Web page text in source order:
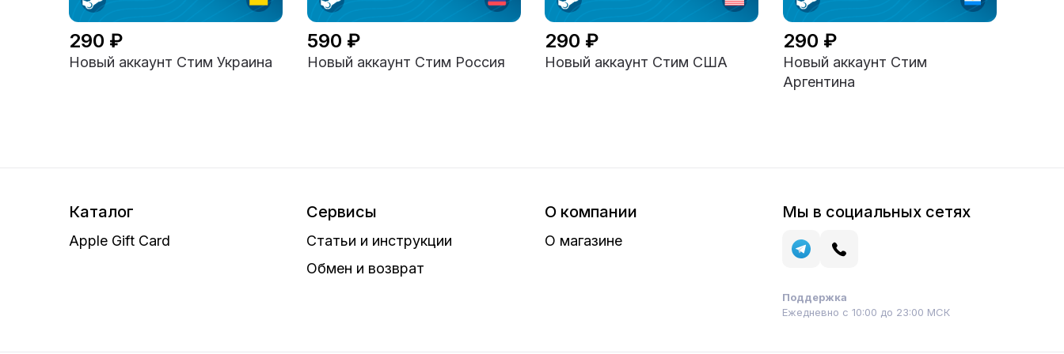
290 ₽
Новый аккаунт Стим Украина
590 ₽
Новый аккаунт Стим Россия
290 ₽
Новый аккаунт Стим США
290 ₽
Новый аккаунт Стим
Аргентина
Каталог
Apple Gift Card
Сервисы
Статьи и инструкции
Обмен и возврат
О компании
О магазине
Мы в социальных сетях
Поддержка
Ежедневно с 10:00 до 23:00 МСК